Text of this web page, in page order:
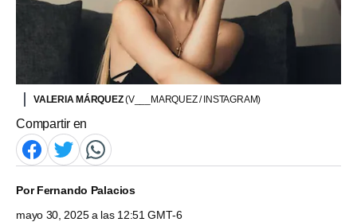
VALERIA MÁRQUEZ(V___MARQUEZ / INSTAGRAM)
Compartir en
PorFernando Palacios
mayo 30, 2025 a las 12:51 GMT-6